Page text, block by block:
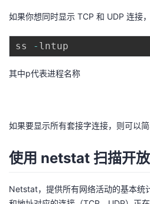
如果你想同时显示 TCP 和 UDP 连接，
ss -
其中p代表进程名称
如果要显示所有套接字连接，则可以简
使用 netstat 扫描开
Netstat，提供所有网络活动的基本统